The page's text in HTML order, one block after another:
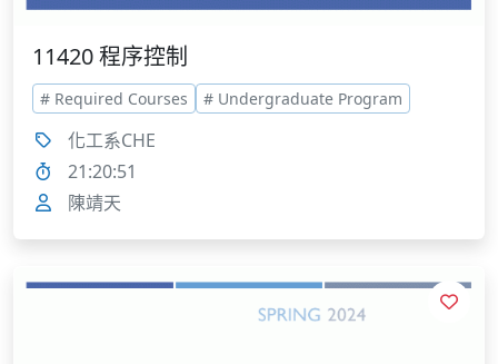
11420 程序控制
# Required Courses # Undergraduate Program
化工系CHE
21:20:51
陳靖天